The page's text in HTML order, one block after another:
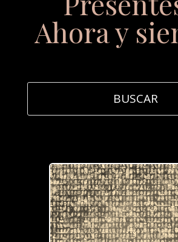
Ahora y